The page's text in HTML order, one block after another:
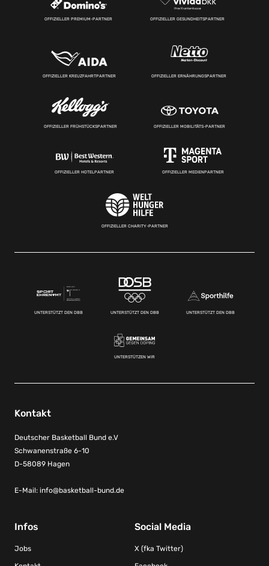
OFFIZIELLER PREMIUM-PARTNER OFFIZIELLER GESUNDHEITSPARTNER
OFFIZIELLER KREUZFAHRTPARTNER OFFIZIELLER ERNÄHRUNGSPARTNER
OFFIZIELLER FRÜHSTÜCKSPARTNER OFFIZIELLER MOBILITÄTS-PARTNER
OFFIZIELLER HOTELPARTNER OFFIZIELLER MEDIENPARTNER
OFFIZIELLER CHARITY-PARTNER
UNTERSTÜTZT DEN DBB UNTERSTÜTZT DEN DBB UNTERSTÜTZT DEN DBB
UNTERSTÜTZEN WIR
Kontakt
Deutscher Basketball Bund e.V
Schwanenstraße 6-10
D-58089 Hagen
E-Mail: info@basketball-bund.de
Infos
Jobs
Social Media
X (fka Twitter)